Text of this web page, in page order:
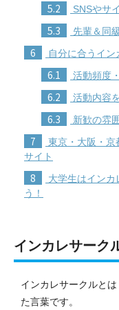
5.2 SNSやサ
5.3 先輩＆同
6 自分に合うイ
6.1 活動頻度
6.2 活動内容
6.3 新歓の雰
7
東京・大阪・京
サイト
8
大学生はインカ
う！
インカレサーク
インカレサークルと
た言葉です。